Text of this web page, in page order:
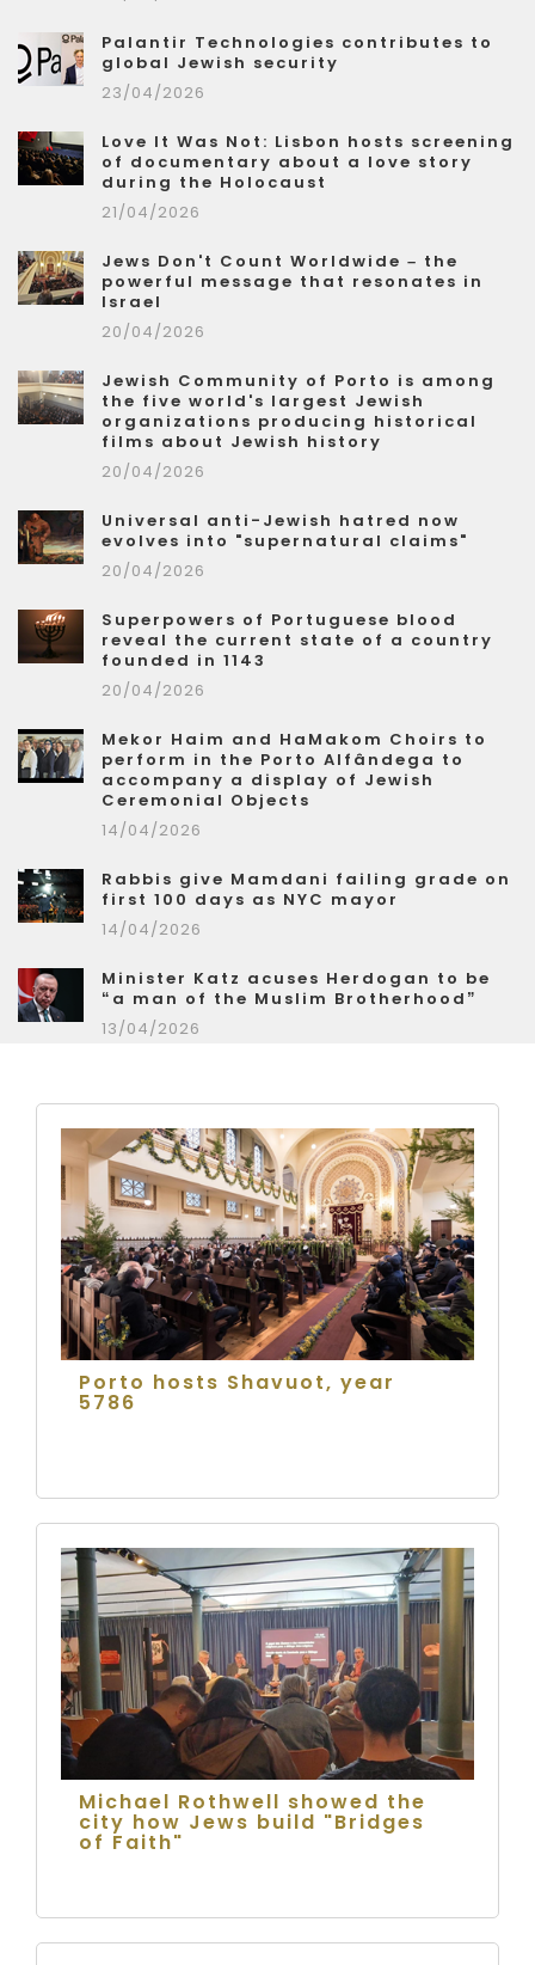
Palantir Technologies contributes to
global Jewish security
23/04/2026
Love It Was Not: Lisbon hosts screening
of documentary about a love story
during the Holocaust
21/04/2026
Jews Don't Count Worldwide – the
powerful message that resonates in
Israel
20/04/2026
Jewish Community of Porto is among
the five world's largest Jewish
organizations producing historical
films about Jewish history
20/04/2026
Universal anti-Jewish hatred now
evolves into "supernatural claims"
20/04/2026
Superpowers of Portuguese blood
reveal the current state of a country
founded in 1143
20/04/2026
Mekor Haim and HaMakom Choirs to
perform in the Porto Alfândega to
accompany a display of Jewish
Ceremonial Objects
14/04/2026
Rabbis give Mamdani failing grade on
first 100 days as NYC mayor
14/04/2026
Minister Katz acuses Herdogan to be
“a man of the Muslim Brotherhood”
13/04/2026
Porto hosts Shavuot, year
5786
Michael Rothwell showed the
city how Jews build "Bridges
of Faith"